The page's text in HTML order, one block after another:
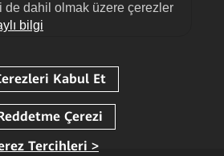
de dahil olmak üzere çerezler
bilgi
Tercihleri >